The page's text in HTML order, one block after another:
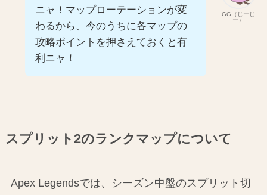
GG（じーじ
ー）
ニャ！マップローテーションが変
わるから、今のうちに各マップの
攻略ポイントを押さえておくと有
利ニャ！
スプリット2のランクマップについて
Apex Legendsでは、シーズン中盤のスプリット切